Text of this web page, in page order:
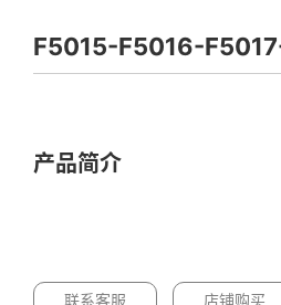
F5015-F5016-
产品简介
联系客服 店铺购买